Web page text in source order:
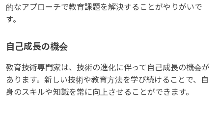
的なアプローチで教育課題を解決することがやりがいで
す。
自己成長の機会
教育技術専門家は、技術の進化に伴って自己成長の機会が
あります。新しい技術や教育方法を学び続けることで、自
身のスキルや知識を常に向上させることができます。